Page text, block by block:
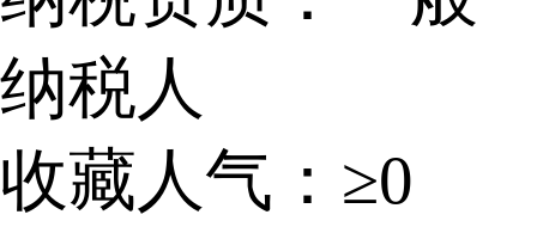
纳税人
收藏人气： ≥0